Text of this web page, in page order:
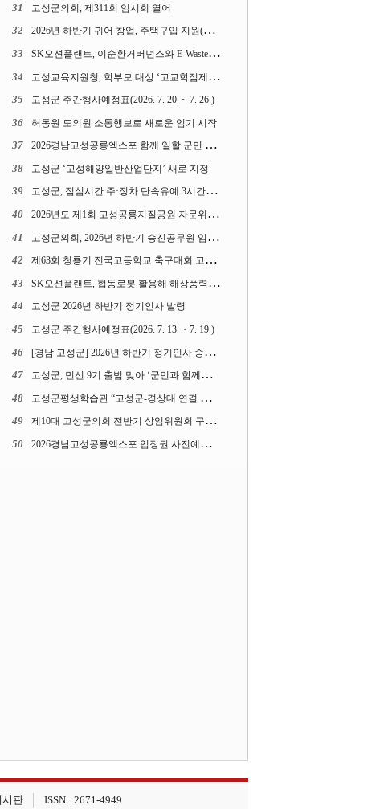
31 고성군의회, 제311회 임시회 열어
32 2026년 하반기 귀어 창업, 주택구입 지원(융자) 사업대상자 모집
33 SK오션플랜트, 이순환거버넌스와 E-Waste Zero 업무협약
34 고성교육지원청, 학부모 대상 ‘고교학점제와 대입제도 설명회’ 열어
35 고성군 주간행사예정표(2026. 7. 20. ~ 7. 26.)
36 허동원 도의원 소통행보로 새로운 임기 시작
37 2026경남고성공룡엑스포 함께 일할 군민 모집
38 고성군 ‘고성해양일반산업단지’ 새로 지정
39 고성군, 점심시간 주·정차 단속유예 3시간으로 확대
40 2026년도 제1회 고성공룡지질공원 자문위원회 열어
41 고성군의회, 2026년 하반기 승진공무원 임용장 수여
42 제63회 청룡기 전국고등학교 축구대회 고성서 열린다
43 SK오션플랜트, 협동로봇 활용해 해상풍력 생산 혁신 속도 낸다
44 고성군 2026년 하반기 정기인사 발령
45 고성군 주간행사예정표(2026. 7. 13. ~ 7. 19.)
46 [경남 고성군] 2026년 하반기 정기인사 승진심사 결과
47 고성군, 민선 9기 출범 맞아 ‘군민과 함께하는 대전환 소통간담회’ 열어
48 고성군평생학습관 “고성군-경상대 연결 평생교육” 운영
49 제10대 고성군의회 전반기 상임위원회 구성 완료
50 2026경남고성공룡엑스포 입장권 사전예매 시작
시판 ISSN : 2671-4949